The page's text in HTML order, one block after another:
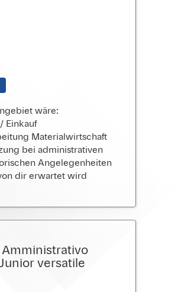
wäre:
Einkauf
Materialwirtschaft
bei administrativen
Angelegenheiten
dir erwartet wird
Amministrativo
versatile